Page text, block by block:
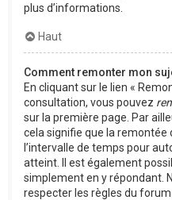
plus d’informations.
Haut
Comment remonter mon
En cliquant sur le lien «
consultation, vous pouvez
sur la première page. Par
cela signifie que la remontée
l’intervalle de temps pour
atteint. Il est également
simplement en y répondant.
respecter les règles du